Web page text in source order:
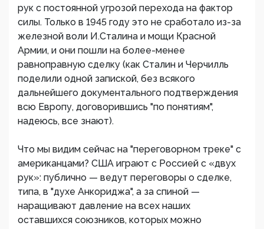
рук с постоянной угрозой перехода на фактор
силы. Только в 1945 году это не сработало из-за
железной воли И.Сталина и мощи Красной
Армии, и они пошли на более-менее
равноправную сделку (как Сталин и Черчилль
поделили одной запиской, без всякого
дальнейшего документального подтверждения
всю Европу, договорившись "по понятиям",
надеюсь, все знают).
Что мы видим сейчас на "переговорном треке" с
американцами? США играют с Россией с «двух
рук»: публично — ведут переговоры о сделке,
типа, в "духе Анкориджа", а за спиной —
наращивают давление на всех наших
оставшихся союзников, которых можно